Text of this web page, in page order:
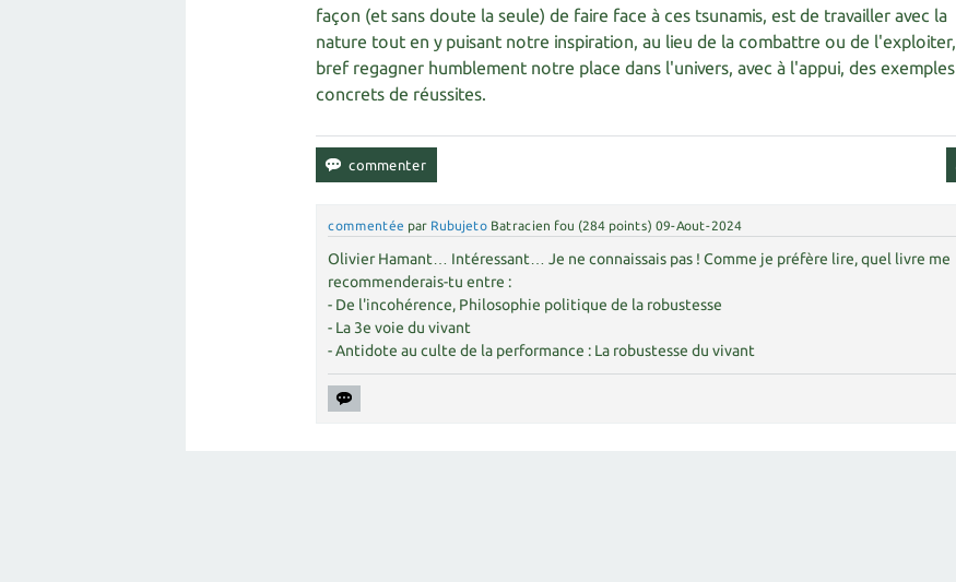
façon (et sans doute la seule) de faire face à ces tsunamis, est de travailler avec la
nature tout en y puisant notre inspiration, au lieu de la combattre ou de l'exploiter,
bref regagner humblement notre place dans l'univers, avec à l'appui, des exemples
concrets de réussites.
commentée par Rubujeto Batracien fou (284 points) 09-Aout-2024
Olivier Hamant… Intéressant… Je ne connaissais pas ! Comme je préfère lire, quel livre me
recommenderais-tu entre :
- De l'incohérence, Philosophie politique de la robustesse
- La 3e voie du vivant
- Antidote au culte de la performance : La robustesse du vivant